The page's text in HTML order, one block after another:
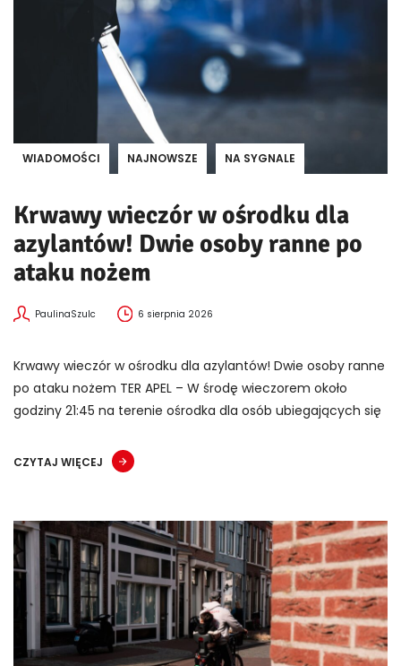
WIADOMOŚCI NAJNOWSZE NA SYGNALE
Krwawy wieczór w ośrodku dla
azylantów! Dwie osoby ranne po
ataku nożem
PaulinaSzulc 6 sierpnia 2026
Krwawy wieczór w ośrodku dla azylantów! Dwie osoby ranne
po ataku nożem TER APEL – W środę wieczorem około
godziny 21:45 na terenie ośrodka dla osób ubiegających się
CZYTAJ WIĘCEJ